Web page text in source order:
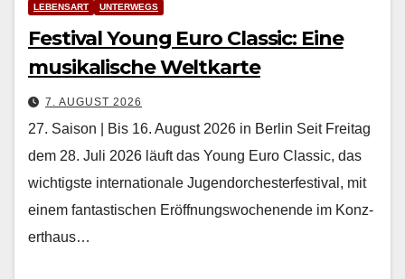
LEBENSART UNTERWEGS
Festival Young Euro Classic: Eine
musikalische Weltkarte
7. AUGUST 2026
27. Saison | Bis 16. August 2026 in Berlin Seit Fre­itag
dem 28. Juli 2026 läuft das Young Euro Clas­sic, das
wichtig­ste inter­na­tionale Ju­gendorchesterfestival, mit
einem fan­tastis­chen Eröff­nungswoch­enende im Konz­
erthaus…